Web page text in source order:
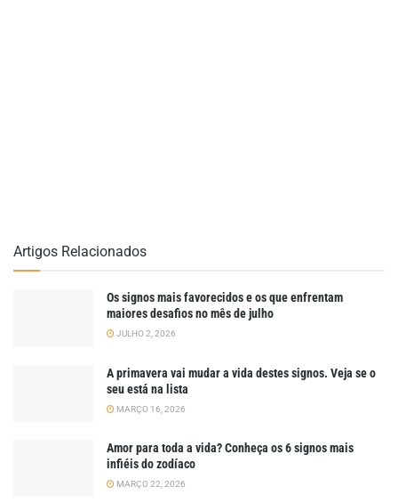
Artigos Relacionados
Os signos mais favorecidos e os que enfrentam
maiores desafios no mês de julho
JULHO 2, 2026
A primavera vai mudar a vida destes signos. Veja se o
seu está na lista
MARÇO 16, 2026
Amor para toda a vida? Conheça os 6 signos mais
infiéis do zodíaco
MARÇO 22, 2026